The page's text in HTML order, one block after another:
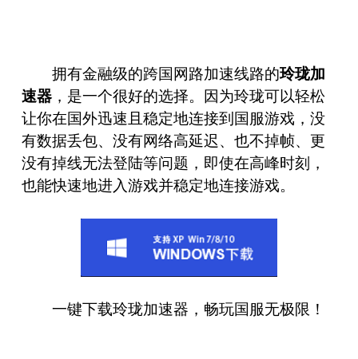
拥有金融级的跨国网路加速线路的玲珑加
速器，是一个很好的选择。因为玲珑可以轻松
让你在国外迅速且稳定地连接到国服游戏，没
有数据丢包、没有网络高延迟、也不掉帧、更
没有掉线无法登陆等问题，即使在高峰时刻，
也能快速地进入游戏并稳定地连接游戏。
一键下载玲珑加速器，畅玩国服无极限！